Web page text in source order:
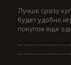
Лучше сразу
будет удобно
покупая еще